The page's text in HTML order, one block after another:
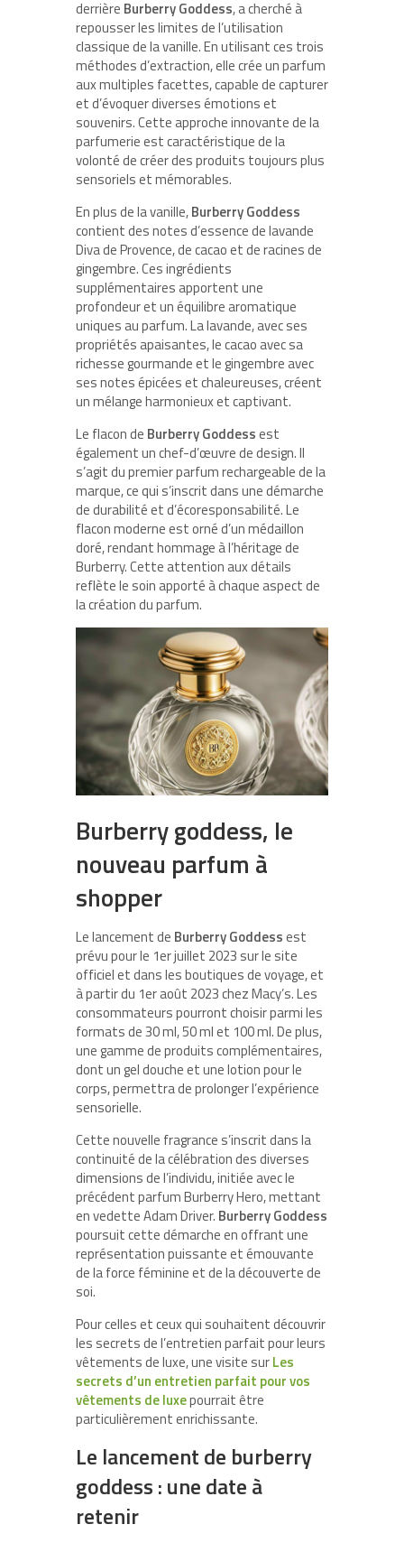
derrière Burberry Goddess, a cherché à
repousser les limites de l’utilisation
classique de la vanille. En utilisant ces trois
méthodes d’extraction, elle crée un parfum
aux multiples facettes, capable de capturer
et d’évoquer diverses émotions et
souvenirs. Cette approche innovante de la
parfumerie est caractéristique de la
volonté de créer des produits toujours plus
sensoriels et mémorables.
En plus de la vanille,Burberry Goddess
contient des notes d’essence de lavande
Diva de Provence, de cacao et de racines de
gingembre. Ces ingrédients
supplémentaires apportent une
profondeur et un équilibre aromatique
uniques au parfum. La lavande, avec ses
propriétés apaisantes, le cacao avec sa
richesse gourmande et le gingembre avec
ses notes épicées et chaleureuses, créent
un mélange harmonieux et captivant.
Le flacon de Burberry Goddessest
également un chef-d’œuvre de design. Il
s’agit du premier parfum rechargeable de la
marque, ce qui s’inscrit dans une démarche
de durabilité et d’écoresponsabilité. Le
flacon moderne est orné d’un médaillon
doré, rendant hommage à l’héritage de
Burberry. Cette attention aux détails
reflète le soin apporté à chaque aspect de
la création du parfum.
Burberry goddess, le
nouveau parfum à
shopper
Le lancement de Burberry Goddessest
prévu pour le 1er juillet 2023 sur le site
officiel et dans les boutiques de voyage, et
à partir du 1er août 2023 chez Macy’s. Les
consommateurs pourront choisir parmi les
formats de 30 ml, 50 ml et 100 ml. De plus,
une gamme de produits complémentaires,
dont un gel douche et une lotion pour le
corps, permettra de prolonger l’expérience
sensorielle.
Cette nouvelle fragrance s’inscrit dans la
continuité de la célébration des diverses
dimensions de l’individu, initiée avec le
précédent parfum Burberry Hero, mettant
en vedette Adam Driver. Burberry Goddess
poursuit cette démarche en offrant une
représentation puissante et émouvante
de la force féminine et de la découverte de
soi.
Pour celles et ceux qui souhaitent découvrir
les secrets de l’entretien parfait pour leurs
vêtements de luxe, une visite surLes
secrets d’un entretien parfait pour vos
vêtements de luxepourrait être
particulièrement enrichissante.
Le lancement de burberry
goddess : une date à
retenir